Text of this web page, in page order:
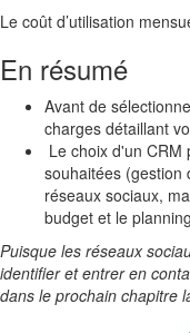
Le coût d’utilisation
En résumé
Avant de
charges détaillant
Le choix d'un CRM
souhaitées (gestion
réseaux sociaux,
budget et le
Puisque les réseaux
identifier et entrer en
dans le prochain chapitre